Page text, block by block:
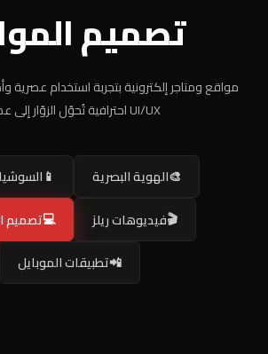
تصميم
مواقع ومتاجر إلكترونية بتجربة استخدام
UI/UX احترافية تُحوّل الزوّار إلى عملاء.
🎨الهوية البصرية 📱
🎬فيديوهات ريلز 💻تصميم
📲تطبيقات الموبايل